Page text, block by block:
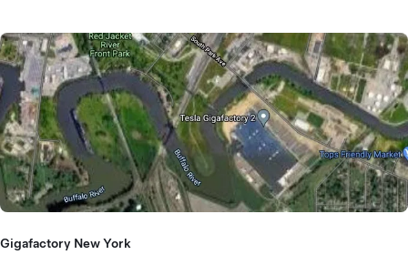
Gigafactory New York